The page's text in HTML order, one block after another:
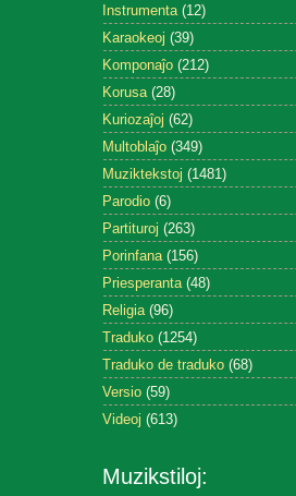
Instrumenta (12)
Karaokeoj (39)
Komponaĵo (212)
Korusa (28)
Kuriozaĵoj (62)
Multoblaĵo (349)
Muziktekstoj (1481)
Parodio (6)
Partituroj (263)
Porinfana (156)
Priesperanta (48)
Religia (96)
Traduko (1254)
Traduko de traduko (68)
Versio (59)
Videoj (613)
Muzikstiloj: